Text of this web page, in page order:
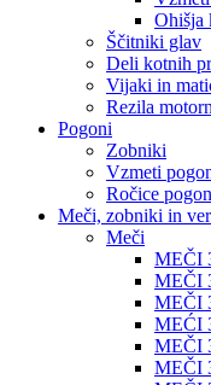
Ohišja
Ščitniki glav
Deli kotnih
Vijaki in
Rezila
Pogoni
Zobniki
Vzmeti
Ročice
Meči, zobniki in
Meči
MEČI
MEČI
MEČI
MEĆI
MEČI
MEČI